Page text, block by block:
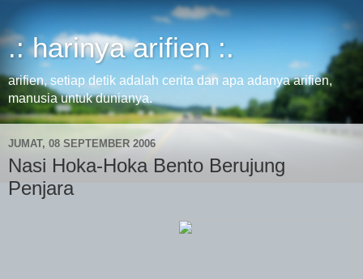
.: harinya arifien :.
arifien, setiap detik adalah cerita dan apa adanya arifien,
manusia untuk dunianya.
JUMAT, 08 SEPTEMBER 2006
Nasi Hoka-Hoka Bento Berujung
Penjara